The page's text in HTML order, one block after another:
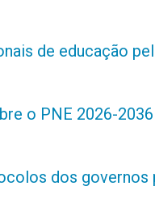
de educação
o PNE 2026-2036
dos